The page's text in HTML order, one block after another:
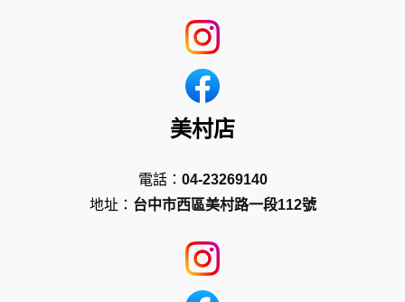
美村店
電話： 04-23269140
地址： 台中市西區美村路一段112號